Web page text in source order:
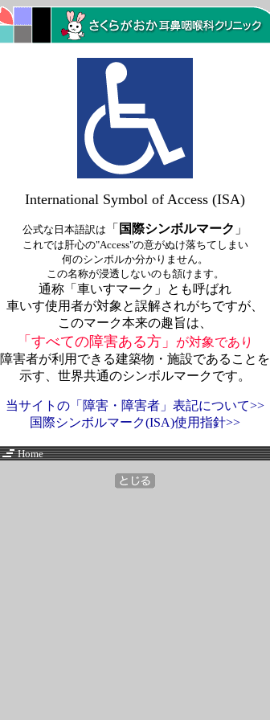
International Symbol of Access (ISA)
公式な日本語訳は 「 国際シンボルマーク 」
これでは肝心の"Access"の意がぬけ落ちてしまい
何のシンボルか分かりません。
この名称が浸透しないのも頷けます。
通称「車いすマーク」とも呼ばれ
車いす使用者が対象と誤解されがちですが、
このマーク本来の趣旨は、
「すべての障害ある方」
が対象であり
障害者が利用できる建築物・施設であることを
示す、世界共通のシンボルマークです。
当サイトの「障害・障害者」表記について>>
国際シンボルマーク(ISA)使用指針>>
Home